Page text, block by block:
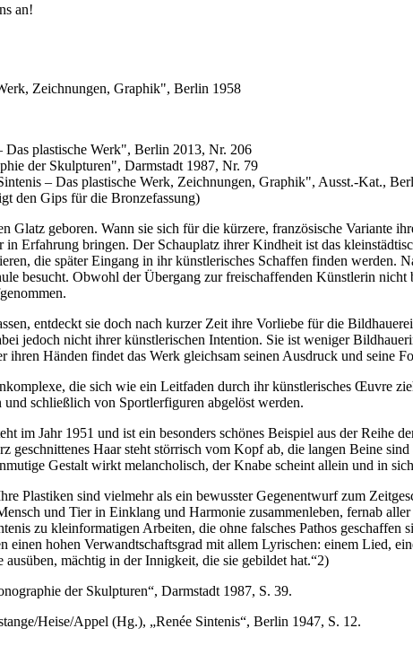
an!
Zeichnungen, Graphik", Berlin 1958
plastische Werk", Berlin 2013, Nr. 206
der Skulpturen", Darmstadt 1987, Nr. 79
– Das plastische Werk, Zeichnungen, Graphik", Ausst.-Kat.,
den Gips für die Bronzefassung)
geboren. Wann sie sich für die kürzere, französische Variante
Erfahrung bringen. Der Schauplatz ihrer Kindheit ist das
die später Eingang in ihr künstlerisches Schaffen finden werden.
besucht. Obwohl der Übergang zur freischaffenden Künstlerin
entdeckt sie doch nach kurzer Zeit ihre Vorliebe für die
jedoch nicht ihrer künstlerischen Intention. Sie ist weniger
Händen findet das Werk gleichsam seinen Ausdruck und seine
die sich wie ein Leitfaden durch ihr künstlerisches Œuvre
schließlich von Sportlerfiguren abgelöst werden.
im Jahr 1951 und ist ein besonders schönes Beispiel aus der Reihe
geschnittenes Haar steht störrisch vom Kopf ab, die langen Beine
Gestalt wirkt melancholisch, der Knabe scheint allein und in
Plastiken sind vielmehr als ein bewusster Gegenentwurf zum
und Tier in Einklang und Harmonie zusammenleben, fernab
zu kleinformatigen Arbeiten, die ohne falsches Pathos
einen hohen Verwandtschaftsgrad mit allem Lyrischen: einem Lied,
mächtig in der Innigkeit, die sie gebildet hat.“2)
der Skulpturen“, Darmstadt 1987, S. 39.
Heise/Appel (Hg.), „Renée Sintenis“, Berlin 1947, S. 12.